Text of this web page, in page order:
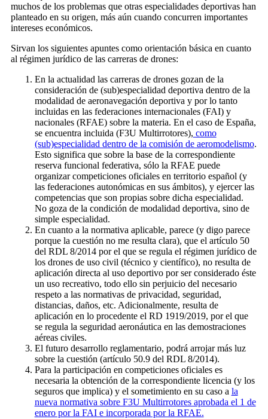
muchos de los problemas que otras especialidades deportivas han
planteado en su origen, más aún cuando concurren importantes
intereses económicos.
Sirvan los siguientes apuntes como orientación básica en cuanto
al régimen jurídico de las carreras de drones:
En la actualidad las carreras de drones gozan de la
consideración de (sub)especialidad deportiva dentro de la
modalidad de aeronavegación deportiva y por lo tanto
incluidas en las federaciones internacionales (FAI) y
nacionales (RFAE) sobre la materia. En el caso de España,
se encuentra incluida (F3U Multirrotores), como
(sub)especialidad dentro de la comisión de aeromodelismo.
Esto significa que sobre la base de la correspondiente
reserva funcional federativa, sólo la RFAE puede
organizar competiciones oficiales en territorio español (y
las federaciones autonómicas en sus ámbitos), y ejercer las
competencias que son propias sobre dicha especialidad.
No goza de la condición de modalidad deportiva, sino de
simple especialidad.
En cuanto a la normativa aplicable, parece (y digo parece
porque la cuestión no me resulta clara), que el artículo 50
del RDL 8/2014 por el que se regula el régimen jurídico de
los drones de uso civil (técnico y científico), no resulta de
aplicación directa al uso deportivo por ser considerado éste
un uso recreativo, todo ello sin perjuicio del necesario
respeto a las normativas de privacidad, seguridad,
distancias, daños, etc. Adicionalmente, resulta de
aplicación en lo procedente el RD 1919/2019, por el que
se regula la seguridad aeronáutica en las demostraciones
aéreas civiles.
El futuro desarrollo reglamentario, podrá arrojar más luz
sobre la cuestión (artículo 50.9 del RDL 8/2014).
Para la participación en competiciones oficiales es
necesaria la obtención de la correspondiente licencia (y los
seguros que implica) y el sometimiento en su caso a la
nueva normativa sobre F3U Multirrotores aprobada el 1 de
enero por la FAI e incorporada por la RFAE.